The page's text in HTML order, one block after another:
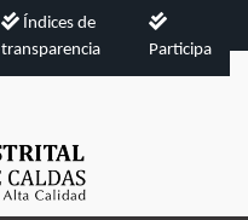
Índices de
transparencia
Participa